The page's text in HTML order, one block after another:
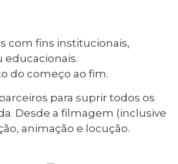
com fins institucionais,
educacionais.
do começo ao fim.
para suprir todos os
Desde a filmagem (inclusive
animação e locução.